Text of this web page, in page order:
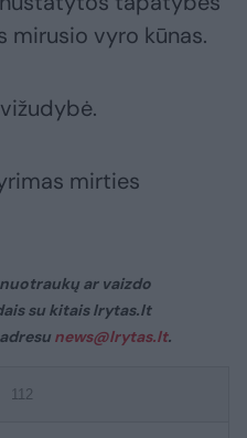
mirusio vyro kūnas.
mirties
ar vaizdo
su kitais lrytas.lt
news@lrytas.lt.
112